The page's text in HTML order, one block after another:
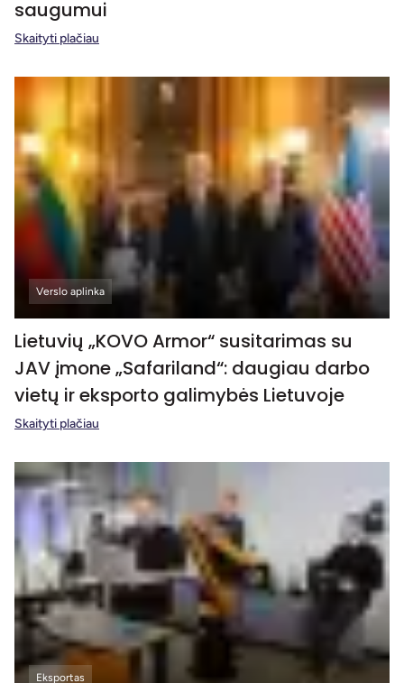
saugumui
Skaityti plačiau
Verslo aplinka
Lietuvių „KOVO Armor“ susitarimas su
JAV įmone „Safariland“: daugiau darbo
vietų ir eksporto galimybės Lietuvoje
Skaityti plačiau
Eksportas